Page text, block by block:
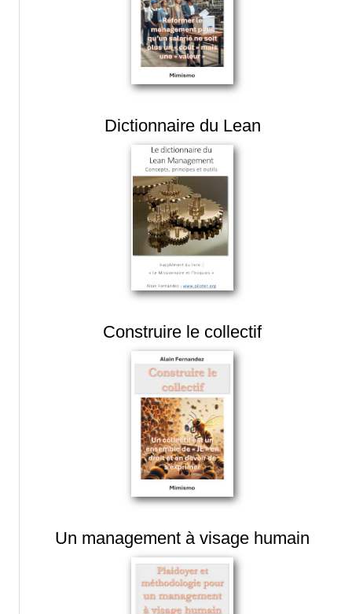
Dictionnaire du Lean
Construire le collectif
Un management à visage humain